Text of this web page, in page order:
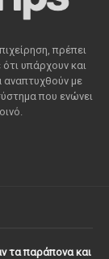
πρέπει
υπάρχουν και
αναπτυχθούν με
που ενώνει
τα παράπονα και